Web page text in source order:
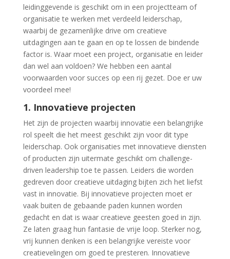
leidinggevende is geschikt om in een projectteam of
organisatie te werken met verdeeld leiderschap,
waarbij de gezamenlijke drive om creatieve
uitdagingen aan te gaan en op te lossen de bindende
factor is. Waar moet een project, organisatie en leider
dan wel aan voldoen? We hebben een aantal
voorwaarden voor succes op een rij gezet. Doe er uw
voordeel mee!
1. Innovatieve projecten
Het zijn de projecten waarbij innovatie een belangrijke
rol speelt die het meest geschikt zijn voor dit type
leiderschap. Ook organisaties met innovatieve diensten
of producten zijn uitermate geschikt om challenge-
driven leadership toe te passen. Leiders die worden
gedreven door creatieve uitdaging bijten zich het liefst
vast in innovatie. Bij innovatieve projecten moet er
vaak buiten de gebaande paden kunnen worden
gedacht en dat is waar creatieve geesten goed in zijn.
Ze laten graag hun fantasie de vrije loop. Sterker nog,
vrij kunnen denken is een belangrijke vereiste voor
creatievelingen om goed te presteren. Innovatieve